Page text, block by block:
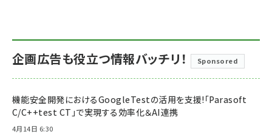
企画広告も役立つ情報バッチリ！ Sponsored
機能安全開発におけるGoogleTestの活用を支援!「Parasoft
C/C++test CT」で実現する効率化＆AI連携
4月14日 6:30